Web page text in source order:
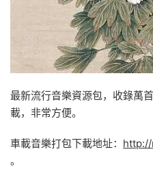
最新流行音樂資源包，收錄萬
載，非常方便。
車載音樂打包下載地址：
。